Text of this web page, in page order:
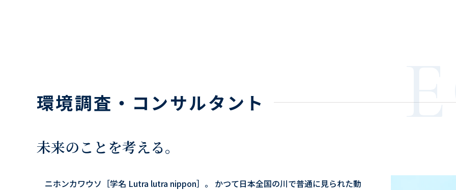
環境調査・コンサルタント
未来のことを考える。
ニホンカワウソ［学名 Lutra lutra nippon］。 かつて日本全国の川で普通に見られた動